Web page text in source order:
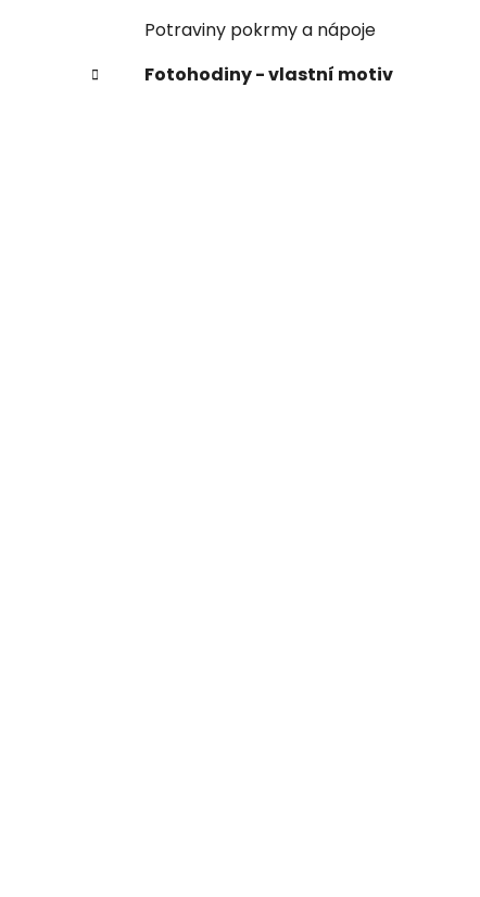
Potraviny pokrmy a nápoje
Fotohodiny - vlastní motiv